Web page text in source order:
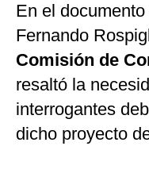
En el
Fernando
Comisión de
resaltó la
interrogantes
dicho proyecto